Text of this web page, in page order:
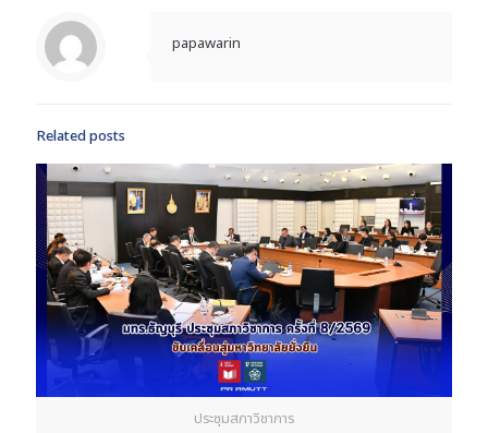
papawarin
Related posts
ประชุมสภาวิชาการ